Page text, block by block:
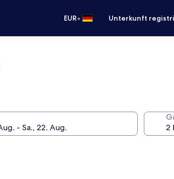
EUR• Unterkunft